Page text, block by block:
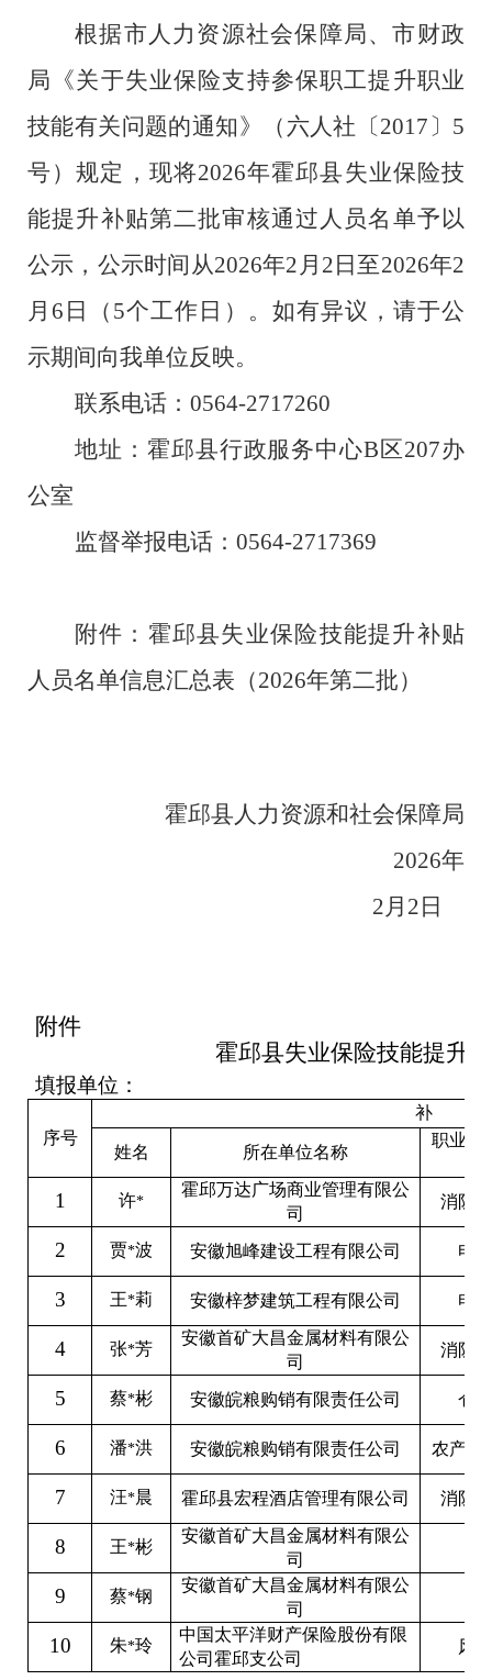
根据市人力资源社会保障局、市财政
局《关于失业保险支持参保职工提升职业
技能有关问题的通知》（六人社〔2017 〕 5
号）规定， 现将2026年霍邱县失业保险技
能提升补贴第二批审核通过人员名单予以
公示，公示时间从2026年2 月 2 日至2026年2
月 6 日（ 5个工作日）。如有异议，请于公
示期间向我单位反映。
联系电话： 0564-2717260
地址： 霍邱县行政服务中心B 区207办
公室
监督举报电话： 0564-2717369
附件： 霍邱县失业保险技能提升补贴
人员名单信息汇总表（2026年第二批）
霍邱县人力资源和社会保障局
2026年
2月 2 日
附件
霍邱县失业保险技能提升
填报单位：
序号
补
姓名 所在单位名称
职业资
1 许*
霍邱万达广场商业管理有限公
司
消防
2 贾*波 安徽旭峰建设工程有限公司 电
3 王*莉 安徽梓梦建筑工程有限公司 电
4 张*芳
安徽首矿大昌金属材料有限公
司
消防
5 蔡*彬 安徽皖粮购销有限责任公司 仓
6 潘*洪 安徽皖粮购销有限责任公司 农产品
7 汪*晨 霍邱县宏程酒店管理有限公司 消防
8 王*彬
安徽首矿大昌金属材料有限公
司
9 蔡*钢
安徽首矿大昌金属材料有限公
司
10 朱*玲
中国太平洋财产保险股份有限
公司霍邱支公司
风